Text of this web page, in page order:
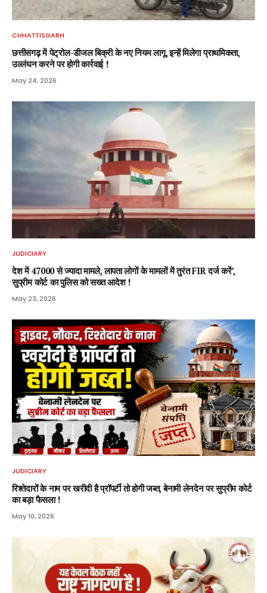
CHHATTISGARH
छत्तीसगढ़ में पेट्रोल-डीजल बिक्री के नए नियम लागू, इन्हें मिलेगा प्राथमिकता,
उल्लंघन करने पर होगी कार्रवाई !
May 24, 2026
JUDICIARY
देश में 47000 से ज्यादा मामले, लापता लोगों के मामलों में तुरंत FIR दर्ज करें’,
सुप्रीम कोर्ट का पुलिस को सख्त आदेश !
May 23, 2026
JUDICIARY
रिश्तेदारों के नाम पर खरीदी है प्रॉपर्टी तो होगी जब्त, बेनामी लेनदेन पर सुप्रीम कोर्ट
का बड़ा फैसला !
May 10, 2026